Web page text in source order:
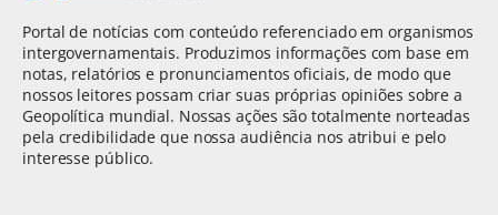
Portal de notícias com conteúdo referenciado em organismos
intergovernamentais. Produzimos informações com base em
notas, relatórios e pronunciamentos oficiais, de modo que
nossos leitores possam criar suas próprias opiniões sobre a
Geopolítica mundial. Nossas ações são totalmente norteadas
pela credibilidade que nossa audiência nos atribui e pelo
interesse público.